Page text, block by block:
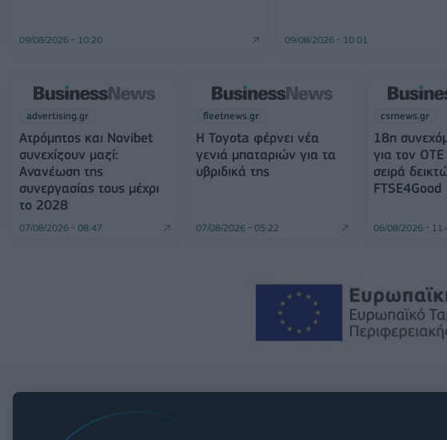
09/08/2026 - 10:20 09/08/2026 - 10:01
advertising.gr
Ατρόμητος και Novibet
συνεχίζουν μαζί:
Ανανέωση της
συνεργασίας τους μέχρι
το 2028
07/08/2026 - 08:47
fleetnews.gr
Η Toyota φέρνει νέα
γενιά μπαταριών για τα
υβριδικά της
07/08/2026 - 05:22
csrnews.gr
18η
για τον ΟΤΕ
σειρά
FTSE4Good
06/08/2026 -